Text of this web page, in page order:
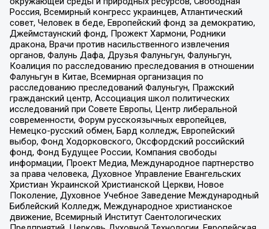
Россия, Всемирный конгресс украинцев, Атлантический
совет, Человек в беде, Европейский фонд за демократию,
Джеймстаунский фонд, Прожект Хармони, Родники
дракона, Врачи против насильственного извлечения
органов, Фалунь Дафа, Друзья Фалуньгун, Фалуньгун,
Коалиция по расследованию преследования в отношении
Фалуньгун в Китае, Всемирная организация по
расследованию преследований Фалуньгун, Пражский
гражданский центр, Ассоциация школ политических
исследований при Совете Европы, Центр либеральной
современности, Форум русскоязычных европейцев,
Немецко-русский обмен, Бард колледж, Европейский
выбор, Фонд Ходорковского, Оксфордский российский
фонд, Фонд Будущее России, Компания свободы
информации, Проект Медиа, Международное партнерство
за права человека, Духовное Управление Евангельских
Христиан Украинской Христианской Церкви, Новое
Поколение, Духовное Учебное Заведение Международный
Библейский Колледж, Международное христианское
движение, Всемирный Институт Саентологических